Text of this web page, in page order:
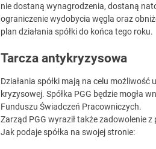
nie dostaną wynagrodzenia, dostaną
ograniczenie wydobycia węgla oraz
plan działania spółki do końca tego roku.
Tarcza antykryzysowa
Działania spółki mają na celu
kryzysowej. Spółka PGG będzie mogła
Funduszu Świadczeń Pracowniczych.
Zarząd PGG wyraził także zadowolenie z
Jak podaje spółka na swojej stronie: